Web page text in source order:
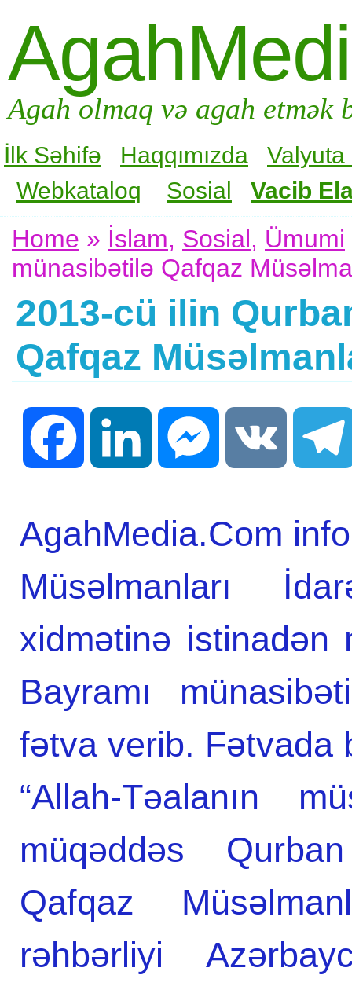
Agah olmaq və agah
İlk Səhifə Haqqımızda
Valyuta
Webkataloq
Sosial Vacib
Home » İslam, Sosial, Ümumi
münasibətilə Qafqaz
2013-cü ilin
Qafqaz
Facebook LinkedIn Messenger VK
AgahMedia.Com
Müsəlmanları
xidmətinə istinadən
Bayramı
fətva verib. Fətvada
“Allah-Təalanın
müqəddəs
Qafqaz
rəhbərliyi